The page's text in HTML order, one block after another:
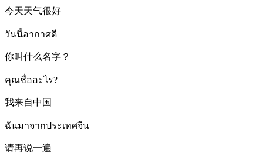
今天天气很好
วันนี้อากาศดี
你叫什么名字？
คุณชื่ออะไร?
我来自中国
ฉันมาจากประเทศจีน
请再说一遍